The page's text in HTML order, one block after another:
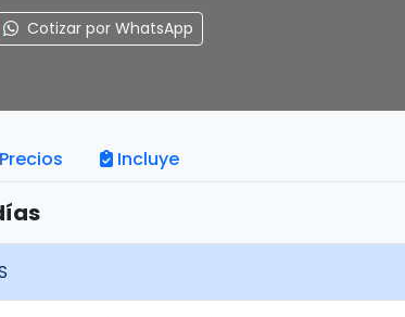
Cotizar por WhatsApp
Precios Incluye